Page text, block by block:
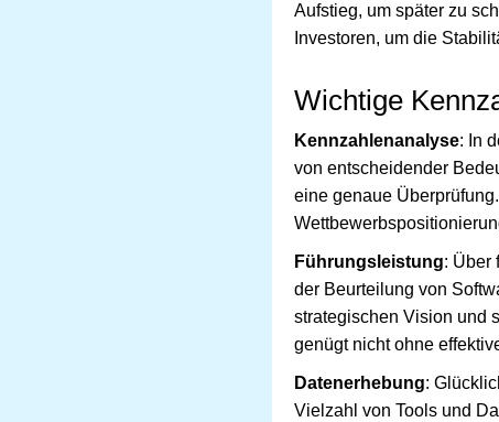
Aufstieg, um später zu
Investoren, um die
Wichtige
Kennzahlenanalyse: In
von entscheidender
eine genaue
Führungsleistung: Über
der Beurteilung von
strategischen Vision und
genügt nicht ohne
Datenerhebung:
Vielzahl von Tools und